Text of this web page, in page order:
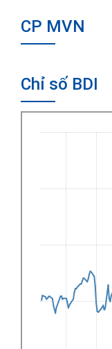
CP MVN
Chỉ số BDI